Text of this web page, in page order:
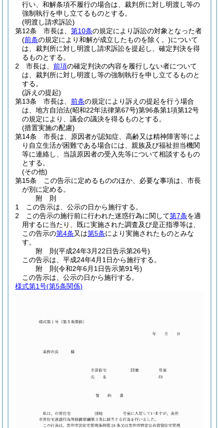
行い、和解条項不履行の場合は、裁判所に対し明渡し等の
強制執行を申し立てるものとする。
(明渡し請求訴訟)
第12条
市長は、 第10条の規定により訴訟の対象となった者
(前条の規定により和解が成立したものを除く。)について
は、裁判所に対し明渡し請求訴訟を提起し、確定判決を得
るものとする。
2
市長は、 前項の確定判決の内容を履行しない者について
は、裁判所に対し明渡し等の強制執行を申し立てるものと
する。
(訴えの提起)
第13条
市長は、 前条の規定により訴えの提起を行う場合
は、地方自治法(昭和22年法律第67号)第96条第1項第12号
の規定により、議会の議決を得るものとする。
(措置実施の配慮)
第14条
市長は、原因者が認知症、高齢又は精神障害等によ
り自立生活が困難である場合には、親族及び福祉担当機関
等に連絡し、当該原因者の受入先等について相談するもの
とする。
(その他)
第15条
この告示に定めるもののほか、必要な事項は、市長
が別に定める。
附 則
1
この告示は、公示の日から施行する。
2
この告示の施行前に行われた迷惑行為に関して第7条を適
用するに当たり、既に実施された調査及び是正指導等は、
この告示の第4条又は第5条により実施されたものとみな
す。
附 則(平成24年3月22日告示第26号)
この告示は、平成24年4月1日から施行する。
附 則(令和2年6月1日告示第91号)
この告示は、公示の日から施行する。
様式第1号(第5条関係)